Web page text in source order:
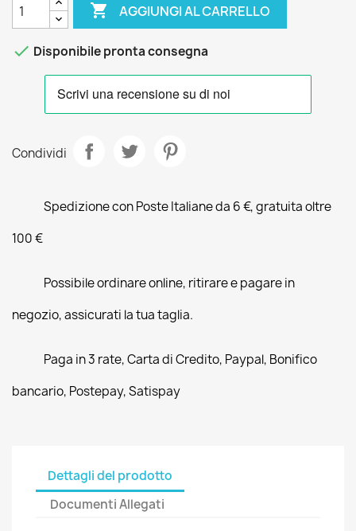
 AGGIUNGI AL CARRELLO
 Disponibile pronta consegna
Condividi
Spedizione con Poste Italiane da 6 €, gratuita oltre
100 €
Possibile ordinare online, ritirare e pagare in
negozio, assicurati la tua taglia.
Paga in 3 rate, Carta di Credito, Paypal, Bonifico
bancario, Postepay, Satispay
Dettagli del prodotto
Documenti Allegati